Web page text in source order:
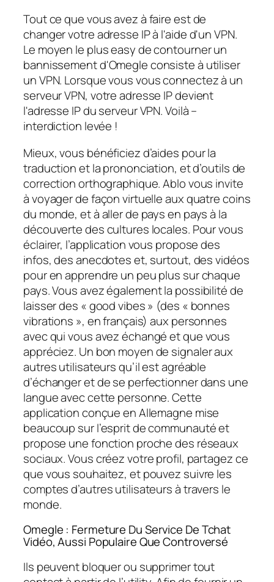
Tout ce que vous avez à faire est de
changer votre adresse IP à l'aide d'un VPN.
Le moyen le plus easy de contourner un
bannissement d'Omegle consiste à utiliser
un VPN. Lorsque vous vous connectez à un
serveur VPN, votre adresse IP devient
l'adresse IP du serveur VPN. Voilà –
interdiction levée !
Mieux, vous bénéficiez d’aides pour la
traduction et la prononciation, et d’outils de
correction orthographique. Ablo vous invite
à voyager de façon virtuelle aux quatre coins
du monde, et à aller de pays en pays à la
découverte des cultures locales. Pour vous
éclairer, l’application vous propose des
infos, des anecdotes et, surtout, des vidéos
pour en apprendre un peu plus sur chaque
pays. Vous avez également la possibilité de
laisser des « good vibes » (des « bonnes
vibrations », en français) aux personnes
avec qui vous avez échangé et que vous
appréciez. Un bon moyen de signaler aux
autres utilisateurs qu’il est agréable
d’échanger et de se perfectionner dans une
langue avec cette personne. Cette
application conçue en Allemagne mise
beaucoup sur l’esprit de communauté et
propose une fonction proche des réseaux
sociaux. Vous créez votre profil, partagez ce
que vous souhaitez, et pouvez suivre les
comptes d’autres utilisateurs à travers le
monde.
Omegle : Fermeture Du Service De Tchat
Vidéo, Aussi Populaire Que Controversé
Ils peuvent bloquer ou supprimer tout